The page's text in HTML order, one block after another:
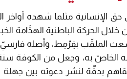
الإنسانية مثلما شهده أواخر
الحركة الباطنية الهدَّامة
الملقّب بقِرْمِط، وأصله فارسيّ
بدقّة لنشر دعوته بين